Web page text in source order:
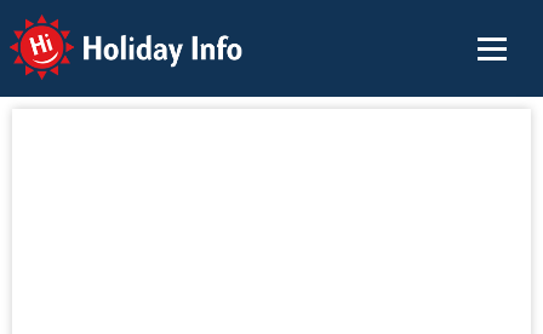
Holiday Info